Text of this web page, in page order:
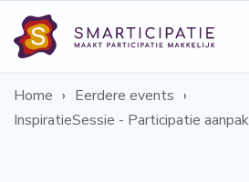
Home
Eerdere events
InspiratieSessie - Participatie